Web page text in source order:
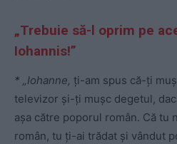
„Trebuie să-l oprim pe
Iohannis!”
* „Iohanne, ți-am spus că-ți
televizor și-ți mușc degetul,
așa către poporul român. Că tu
român, tu ți-ai trădat și vândut